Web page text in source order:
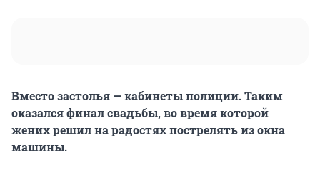
Вместо застолья — кабинеты полиции. Таким
оказался финал свадьбы, во время которой
жених решил на радостях пострелять из окна
машины.